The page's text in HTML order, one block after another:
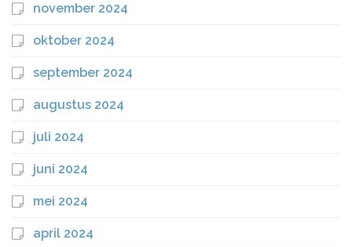
november 2024
oktober 2024
september 2024
augustus 2024
juli 2024
juni 2024
mei 2024
april 2024